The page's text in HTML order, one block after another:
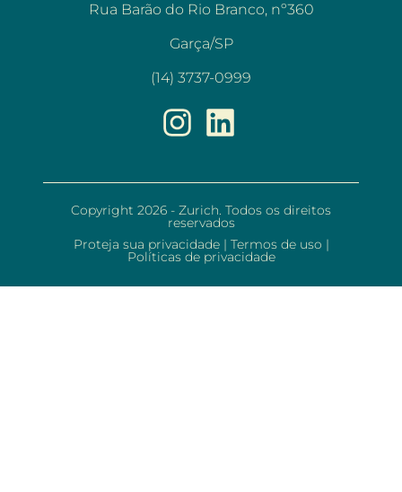
Rua Barão do Rio Branco, nº360
Garça/SP
(14) 3737-0999
Copyright 2026 - Zurich. Todos os direitos
reservados
Proteja sua privacidade | Termos de uso |
Políticas de privacidade